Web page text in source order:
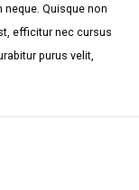
Quisque non
efficitur nec cursus
purus velit,